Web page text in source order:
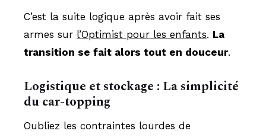
C’est la suite logique après avoir fait ses
armes sur l’Optimist pour les enfants. La
transition se fait alors tout en douceur.
Logistique et stockage : La simplicité
du car-topping
Oubliez les contraintes lourdes de